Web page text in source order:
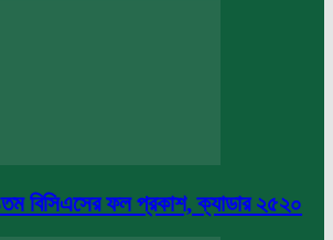
বিসিএসের ফল প্রকাশ, ক্যাডার ২৫২০